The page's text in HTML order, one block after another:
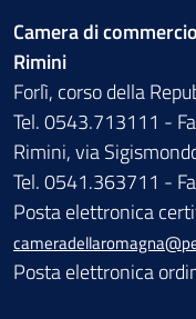
Camera di
Rimini
Forlì, corso della
Tel. 0543.713111 -
Rimini, via
Tel. 0541.363711 -
Posta elettronica
Posta elettronica